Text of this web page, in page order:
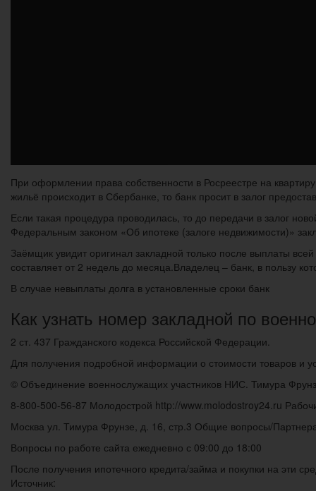
При оформлении права собственности в Росреестре на
жильё происходит в Сбербанке, то банк просит в залог
Если такая процедура проводилась, то до передачи в залог
Федеральным законом «Об ипотеке (залоге недвижимости)»
Заёмщик увидит оригинал закладной только после выплаты
составляет от 2 недель до месяца.Владелец – банк, в пользу
В случае невыплаты долга в установленные сроки банк
Как узнать номер закладной по
2 ст. 437 Гражданского кодекса Российской Федерации.
Для получения подробной информации о стоимости товаров и
© Объединение военнослужащих участников НИС. Тимура
8-800-500-56-87 Молодострой http://www.molodostroy24.ru
Москва ул. Тимура Фрунзе, д. 16, стр.3 Общие вопросы/
Вопросы по работе сайта ежедневно с 09:00 до 18:00
После получения ипотечного кредита/займа и покупки на эти
Источник: